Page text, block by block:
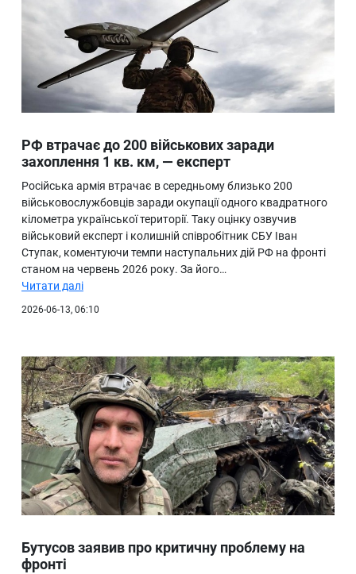
РФ втрачає до 200 військових заради
захоплення 1 кв. км, — експерт
Російська армія втрачає в середньому близько 200
військовослужбовців заради окупації одного квадратного
кілометра української території. Таку оцінку озвучив
військовий експерт і колишній співробітник СБУ Іван
Ступак, коментуючи темпи наступальних дій РФ на фронті
станом на червень 2026 року. За його…
Читати далі
2026-06-13, 06:10
Бутусов заявив про критичну проблему на
фронті